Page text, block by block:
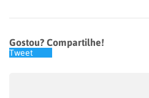
Gostou? Compartilhe!
Tweet